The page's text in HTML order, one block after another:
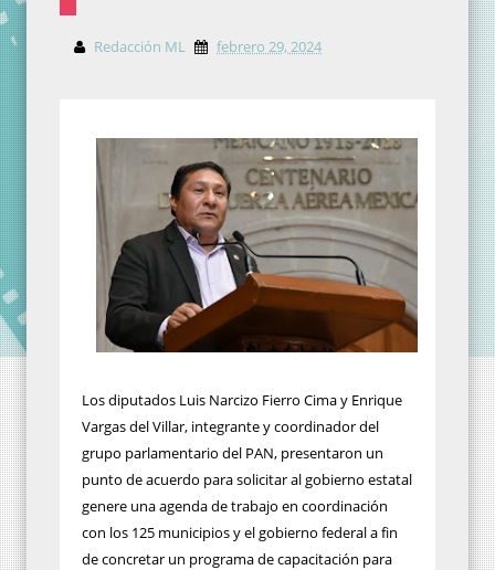
Redacción ML febrero 29, 2024
Los diputados Luis Narcizo Fierro Cima y Enrique
Vargas del Villar, integrante y coordinador del
grupo parlamentario del PAN, presentaron un
punto de acuerdo para solicitar al gobierno estatal
genere una agenda de trabajo en coordinación
con los 125 municipios y el gobierno federal a fin
de concretar un programa de capacitación para